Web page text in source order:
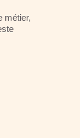
métier,